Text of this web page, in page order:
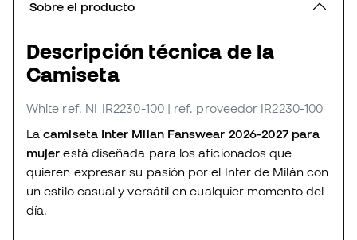
Sobre el producto
Descripción técnica de la
Camiseta
White ref. NI_IR2230-100 | ref. proveedor IR2230-100
Lacamiseta Inter Milan Fanswear 2026-2027 para
mujer está diseñada para los aficionados que
quieren expresar su pasión por el Inter de Milán con
un estilo casual y versátil en cualquier momento del
día.